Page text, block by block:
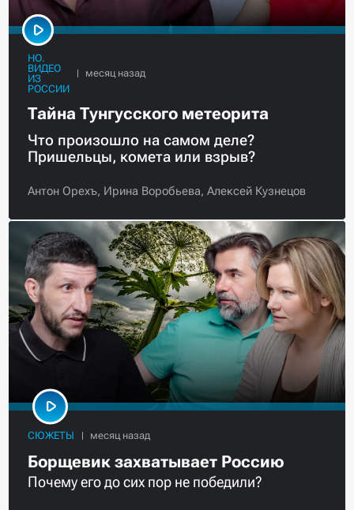
НО.
ВИДЕО
ИЗ
РОССИИ
Тайна Тунгусского метеорита
Что произошло на самом деле?
Пришельцы, комета или взрыв?
Антон Орехъ, Ирина Воробьева, Алексей Кузнецов
СЮЖЕТЫ
Борщевик захватывает Россию
Почему его до сих пор не победили?